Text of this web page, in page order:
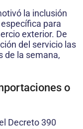
la inclusión
para
exterior. De
del servicio las
de la semana,
o
Decreto 390